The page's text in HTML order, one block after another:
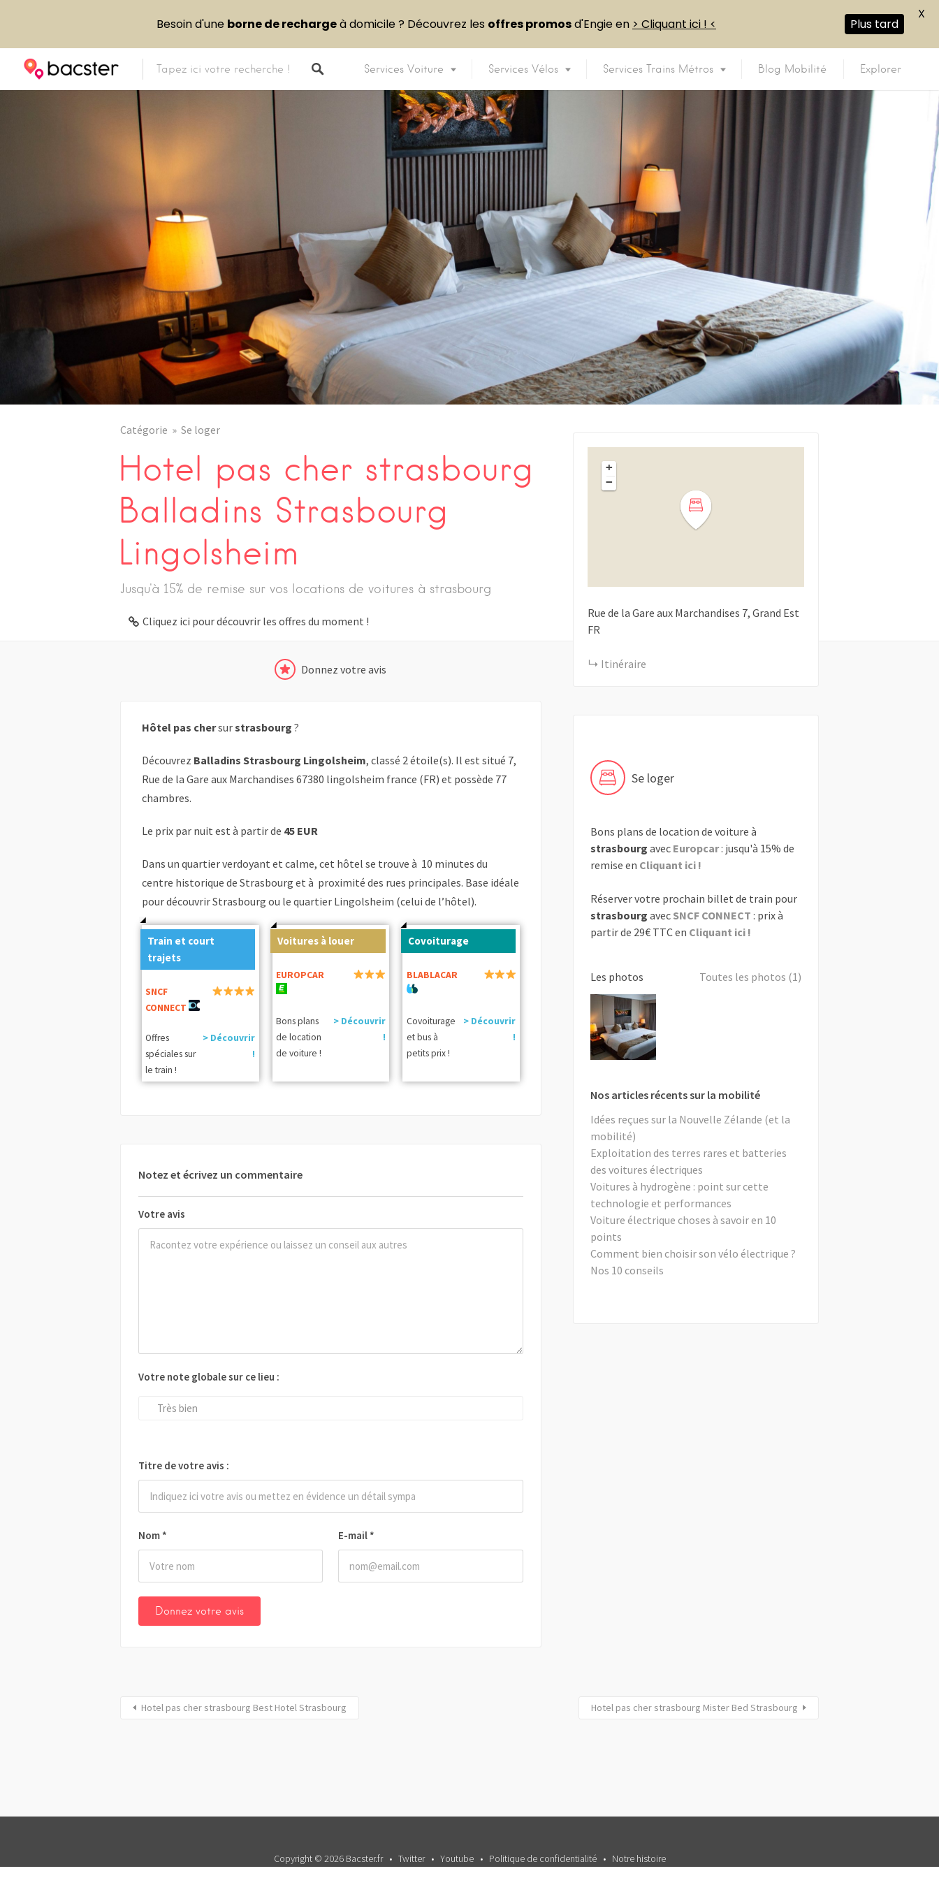
Services Voiture Services Vélos Services Trains Métros Blog Mobilité Explorer
Catégorie Se loger
Hotel pas cher strasbourg
Balladins Strasbourg
Lingolsheim
Jusqu'à 15% de remise sur vos locations de voitures à strasbourg
Cliquez ici pour découvrir les offres du moment !
Donnez votre avis
Hôtel pas chersurstrasbourg ?
Découvrez Balladins Strasbourg Lingolsheim, classé 2 étoile(s). Il est situé 7,
Rue de la Gare aux Marchandises 67380 lingolsheim france (FR) et possède 77
chambres.
Le prix par nuit est à partir de 45 EUR
Dans un quartier verdoyant et calme, cet hôtel se trouve à 10 minutes du
centre historique de Strasbourg et à proximité des rues principales. Base idéale
pour découvrir Strasbourg ou le quartier Lingolsheim (celui de l’hôtel).
Train et court
trajets
SNCF
CONNECT
Offres
spéciales sur
le train !
> Découvrir
!
Voitures à louer
EUROPCAR
Bons plans
de location
de voiture !
> Découvrir
!
Covoiturage
BLABLACAR
Covoiturage
et bus à
petits prix !
> Découvrir
!
Notez et écrivez un commentaire
Votre avis
Nom * E-mail *
Votre note globale sur ce lieu :
Très bien
Titre de votre avis :
+
−
Rue de la Gare aux Marchandises 7 Grand Est
FR
Itinéraire
Se loger
Bons plans de location de voiture à
strasbourg avec Europcar: jusqu'à 15% de
remise en Cliquant ici !
Réserver votre prochain billet de train pour
strasbourg avec SNCF CONNECT : prix à
partir de 29€ TTC en Cliquant ici !
Les photos Toutes les photos (1)
Nos articles récents sur la mobilité
Idées reçues sur la Nouvelle Zélande (et la
mobilité)
Exploitation des terres rares et batteries
des voitures électriques
Voitures à hydrogène : point sur cette
technologie et performances
Voiture électrique choses à savoir en 10
points
Comment bien choisir son vélo électrique ?
Nos 10 conseils
Hotel pas cher strasbourg Best Hotel Strasbourg Hotel pas cher strasbourg Mister Bed Strasbourg
Copyright © 2026 Bacster.fr Twitter Youtube Politique de confidentialité Notre histoire
Besoin d'une borne de rechargeà domicile ? Découvrez les offres promosd'Engie en > Cliquant ici ! < Plus tard
X